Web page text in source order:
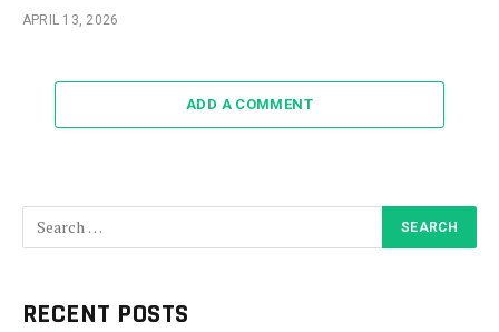
APRIL 13, 2026
ADD A COMMENT
RECENT POSTS